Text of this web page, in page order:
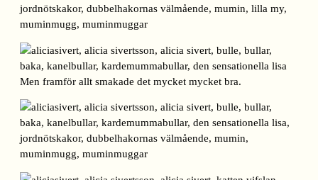
Men framför allt smakade det mycket mycket bra.